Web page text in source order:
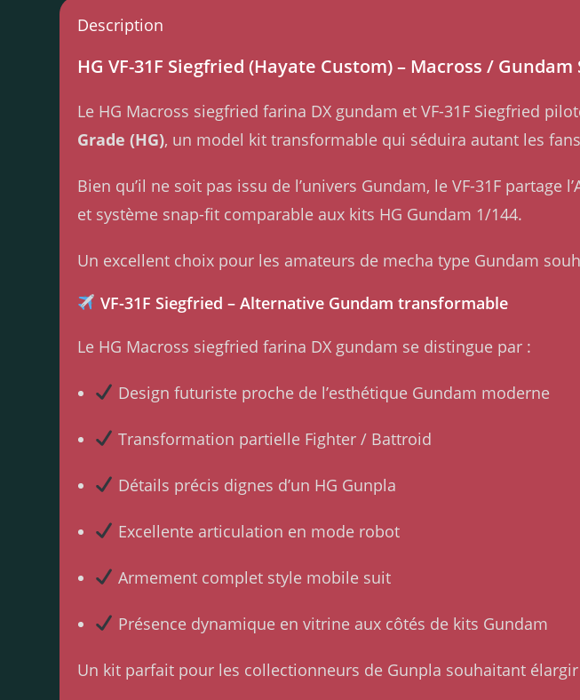
Description
HG VF-31F Siegfried (Hayate Custom) – Macross /
Le HG Macross siegfried farina DX gundam et VF-31F Siegfried
Grade (HG), un model kit transformable qui séduira autant les
Bien qu’il ne soit pas issu de l’univers Gundam, le VF-31F
et système snap-fit comparable aux kits HG Gundam 1/144.
Un excellent choix pour les amateurs de mecha type Gundam
VF-31F Siegfried – Alternative Gundam transformable
Le HG Macross siegfried farina DX gundam se distingue par :
Design futuriste proche de l’esthétique Gundam moderne
Transformation partielle Fighter / Battroid
Détails précis dignes d’un HG Gunpla
Excellente articulation en mode robot
Armement complet style mobile suit
Présence dynamique en vitrine aux côtés de kits Gundam
Un kit parfait pour les collectionneurs de Gunpla souhaitant